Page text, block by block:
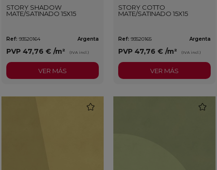
STORY SHADOW
MATE/SATINADO 15X15
Ref: 93520164 Argenta
PVP 47,76 € /m² (IVA incl.)
VER MÁS
STORY COTTO
MATE/SATINADO 15X15
Ref: 93520165 Argenta
PVP 47,76 € /m² (IVA incl.)
VER MÁS